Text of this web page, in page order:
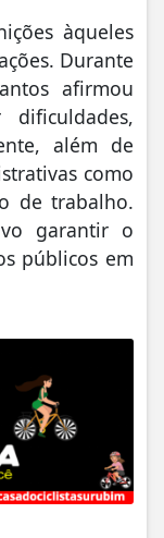
àqueles
Durante
afirmou
além de
como
de trabalho.
garantir o
públicos em